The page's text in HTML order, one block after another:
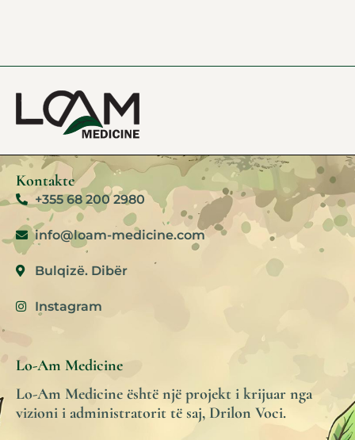
Kontakte
+355 68 200 2980
info@loam-medicine.com
Bulqizë. Dibër
Instagram
Lo-Am Medicine
Lo-Am Medicine është një projekt i krijuar nga
vizioni i administratorit të saj, Drilon Voci.